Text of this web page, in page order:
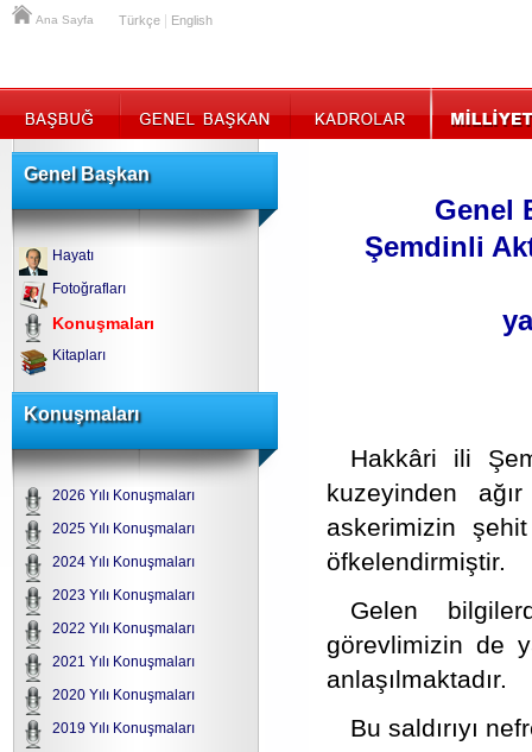
Ana Sayfa Türkçe English
Genel Başkan
Hayatı
Fotoğrafları
Konuşmaları
Kitapları
Konuşmaları
2026 Yılı Konuşmaları
2025 Yılı Konuşmaları
2024 Yılı Konuşmaları
2023 Yılı Konuşmaları
2022 Yılı Konuşmaları
2021 Yılı Konuşmaları
2020 Yılı Konuşmaları
2019 Yılı Konuşmaları
Genel
Şemdinli
Hakkâri ili
kuzeyinden
askerimizin
öfkelendirmiştir.
Gelen
görevlimizin de
anlaşılmaktadır.
Bu saldırıyı